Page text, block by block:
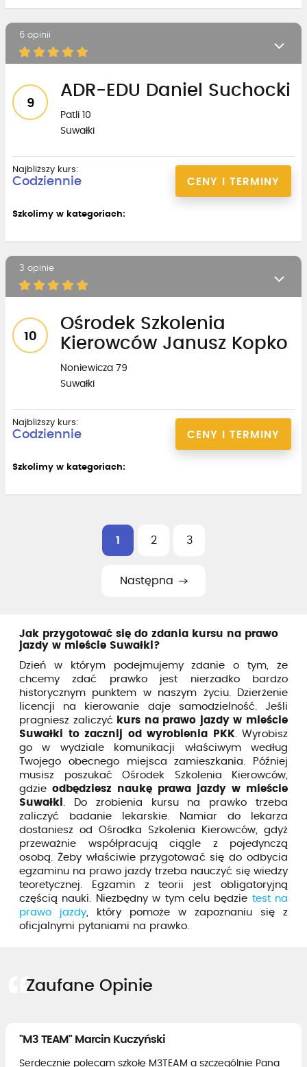
6 opinii
9
ADR-EDU Daniel Suchocki
Patli 10
Suwałki
CENY I TERMINY
Najbliższy kurs:
Codziennie
Szkolimy w kategoriach:
3 opinie
10
Ośrodek Szkolenia
Kierowców Janusz Kopko
Noniewicza 79
Suwałki
CENY I TERMINY
Najbliższy kurs:
Codziennie
Szkolimy w kategoriach:
1 2 3
Następna
Jak przygotować się do zdania kursu na prawo
jazdy w mieście Suwałki?
Dzień w którym podejmujemy zdanie o tym, że
chcemy zdać prawko jest nierzadko bardzo
historycznym punktem w naszym życiu. Dzierżenie
licencji na kierowanie daje samodzielność. Jeśli
pragniesz zaliczyć kurs na prawo jazdy w mieście
Suwałki to zacznij od wyrobienia PKK. Wyrobisz
go w wydziale komunikacji właściwym według
Twojego obecnego miejsca zamieszkania. Później
musisz poszukać Ośrodek Szkolenia Kierowców,
gdzie odbędziesz naukę prawa jazdy w mieście
Suwałki. Do zrobienia kursu na prawko trzeba
zaliczyć badanie lekarskie. Namiar do lekarza
dostaniesz od Ośrodka Szkolenia Kierowców, gdyż
przeważnie współpracują ciągle z pojedynczą
osobą. Żeby właściwie przygotować się do odbycia
egzaminu na prawo jazdy trzeba nauczyć się wiedzy
teoretycznej. Egzamin z teorii jest obligatoryjną
częścią nauki. Niezbędny w tym celu będzie test na
prawo jazdy, który pomoże w zapoznaniu się z
oficjalnymi pytaniami na prawko.
Zaufane Opinie
"M3 TEAM" Marcin Kuczyński
Serdecznie polecam szkołę M3TEAM a szczególnie Pana